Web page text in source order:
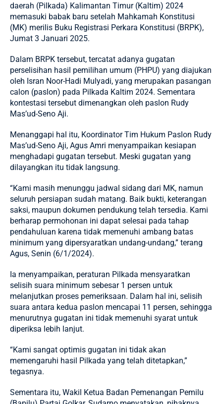
daerah (Pilkada) Kalimantan Timur (Kaltim) 2024
memasuki babak baru setelah Mahkamah Konstitusi
(MK) merilis Buku Registrasi Perkara Konstitusi (BRPK),
Jumat 3 Januari 2025.
Dalam BRPK tersebut, tercatat adanya gugatan
perselisihan hasil pemilihan umum (PHPU) yang diajukan
oleh Isran Noor-Hadi Mulyadi, yang merupakan pasangan
calon (paslon) pada Pilkada Kaltim 2024. Sementara
kontestasi tersebut dimenangkan oleh paslon Rudy
Mas’ud-Seno Aji.
Menanggapi hal itu, Koordinator Tim Hukum Paslon Rudy
Mas’ud-Seno Aji, Agus Amri menyampaikan kesiapan
menghadapi gugatan tersebut. Meski gugatan yang
dilayangkan itu tidak langsung.
“Kami masih menunggu jadwal sidang dari MK, namun
seluruh persiapan sudah matang. Baik bukti, keterangan
saksi, maupun dokumen pendukung telah tersedia. Kami
berharap permohonan ini dapat selesai pada tahap
pendahuluan karena tidak memenuhi ambang batas
minimum yang dipersyaratkan undang-undang,” terang
Agus, Senin (6/1/2024).
Ia menyampaikan, peraturan Pilkada mensyaratkan
selisih suara minimum sebesar 1 persen untuk
melanjutkan proses pemeriksaan. Dalam hal ini, selisih
suara antara kedua paslon mencapai 11 persen, sehingga
menurutnya gugatan ini tidak memenuhi syarat untuk
diperiksa lebih lanjut.
“Kami sangat optimis gugatan ini tidak akan
memengaruhi hasil Pilkada yang telah ditetapkan,”
tegasnya.
Sementara itu, Wakil Ketua Badan Pemenangan Pemilu